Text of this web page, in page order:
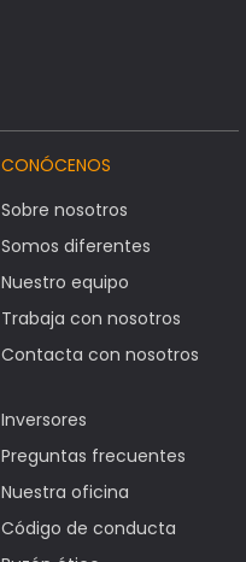
CONÓCENOS
Sobre nosotros
Somos diferentes
Nuestro equipo
Trabaja con nosotros
Contacta con nosotros
Inversores
Preguntas frecuentes
Nuestra oficina
Código de conducta